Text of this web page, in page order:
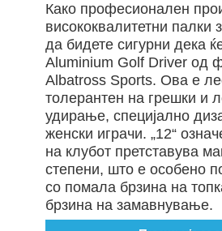
Како професионален
висококвалитетни палки
да бидете сигурни дека
Aluminium Golf Driver од
Albatross Sports. Ова е
толерантен на грешки и
удирање, специјално
женски играчи. „12“
на клубот претставува
степени, што е особено
со помала брзина на
брзина на замавнување.